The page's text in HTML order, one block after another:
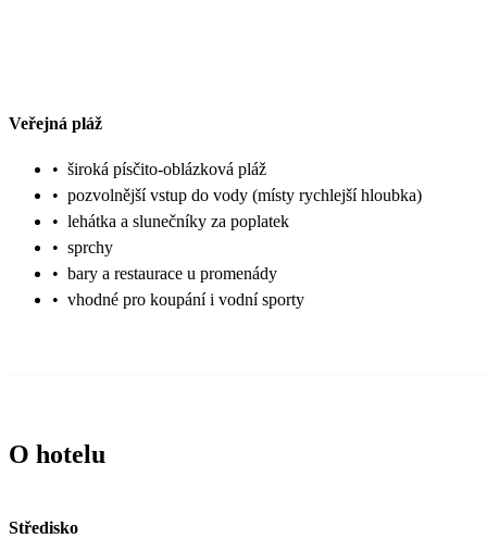
Veřejná pláž
• široká písčito-oblázková pláž
• pozvolnější vstup do vody (místy rychlejší hloubka)
• lehátka a slunečníky za poplatek
• sprchy
• bary a restaurace u promenády
• vhodné pro koupání i vodní sporty
O hotelu
Středisko